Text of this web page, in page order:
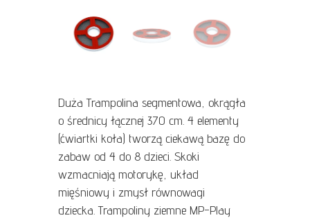
Duża Trampolina segmentowa, okrągła
o średnicy łącznej 370 cm. 4 elementy
(ćwiartki koła) tworzą ciekawą bazę do
zabaw od 4 do 8 dzieci. Skoki
wzmacniają motorykę, układ
mięśniowy i zmysł równowagi
dziecka. Trampoliny ziemne MP-Play